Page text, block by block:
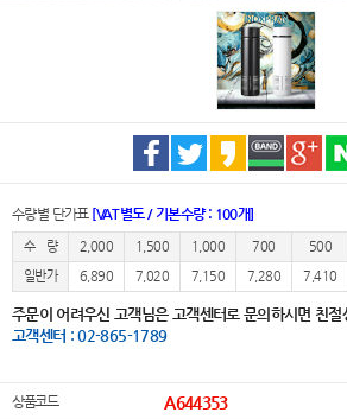
수량별 단가표 [VAT별도 / 기본수량 : 100개]
수 량 2,000 1,500 1,000 700 500
일반가
6,890 7,020 7,150 7,280 7,410
주문이 어려우신 고객님은 고객센터로 문의하시면 친절
고객센터 : 02-865-1789
상품코드 A644353